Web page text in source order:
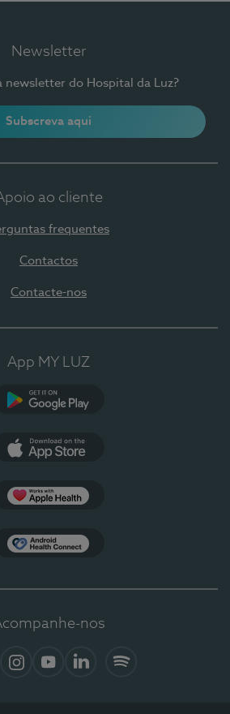
Newsletter
newsletter do Hospital da Luz?
Subscreva aqui
ao cliente
frequentes
Contactos
Contacte-nos
App MY LUZ
nos